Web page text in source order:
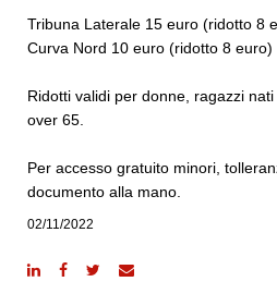
Tribuna Laterale 15 euro (ridotto 8
Curva Nord 10 euro (ridotto 8 euro)
Ridotti validi per donne, ragazzi
over 65.
Per accesso gratuito minori,
documento alla mano.
02/11/2022